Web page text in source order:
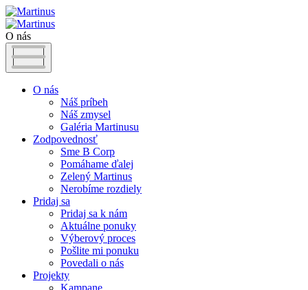
O nás
O nás
Náš príbeh
Náš zmysel
Galéria Martinusu
Zodpovednosť
Sme B Corp
Pomáhame ďalej
Zelený Martinus
Nerobíme rozdiely
Pridaj sa
Pridaj sa k nám
Aktuálne ponuky
Výberový proces
Pošlite mi ponuku
Povedali o nás
Projekty
Kampane